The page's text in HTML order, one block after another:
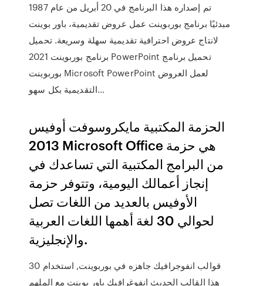
تم إصداره هذا البرنامج في 20 أبريل من عام 1987
مبدئيًا برنامج بوربوينت عمل عروض تقديمية، باور بوينت
لانتاج عروض احترافية تقديمية سهلة وسريعة. تحميل
برنامج بوربوينت 2021 PowerPoint تحميل برنامج
بوربوينت Microsoft PowerPoint لعمل العروض
التقديمية بكل سهو…
الحزمة المكتبية مايكروسوفت أوفيس
2013 Microsoft Office هي حزمة
من البرامج المكتبية التي تساعدك في
إنجاز أعمالك اليومية، وتتوفر حزمة
الأوفيس بالعديد من اللغات تصل
لحوالي 30 لغة أهمها اللغات العربية
والإنجليزية.
30 قوالب انفوجرافيك جاهزه في بوربوينت, استخدام
هذا القالب الحديث انفوغرافيك باور بوينت مع الملهم